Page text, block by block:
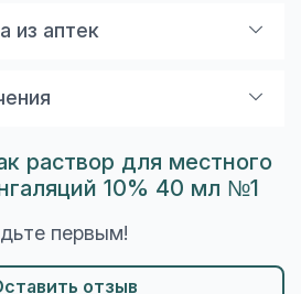
из аптек
в качестве средства
дыхания и
средства (в
препарата).
раствор для местного
10% 40 мл №1
первым!
отзыв